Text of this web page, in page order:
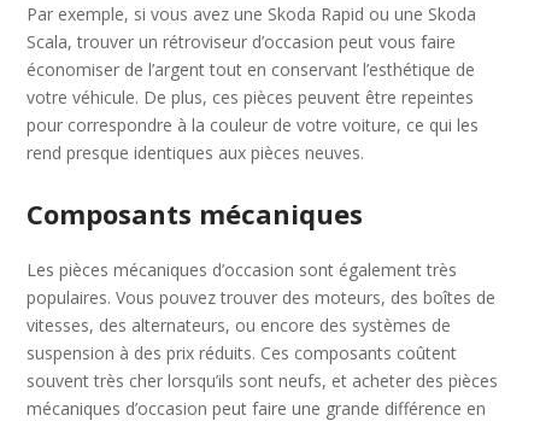
Par exemple, si vous avez une Skoda Rapid ou une Skoda
Scala, trouver un rétroviseur d’occasion peut vous faire
économiser de l’argent tout en conservant l’esthétique de
votre véhicule. De plus, ces pièces peuvent être repeintes
pour correspondre à la couleur de votre voiture, ce qui les
rend presque identiques aux pièces neuves.
Composants mécaniques
Les pièces mécaniques d’occasion sont également très
populaires. Vous pouvez trouver des moteurs, des boîtes de
vitesses, des alternateurs, ou encore des systèmes de
suspension à des prix réduits. Ces composants coûtent
souvent très cher lorsqu’ils sont neufs, et acheter des pièces
mécaniques d’occasion peut faire une grande différence en